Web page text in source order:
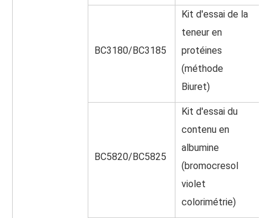
BC3180/BC3185
Kit d'essai de la
teneur en
protéines
(méthode
Biuret)
BC5820/BC5825
Kit d'essai du
contenu en
albumine
(bromocresol
violet
colorimétrie)